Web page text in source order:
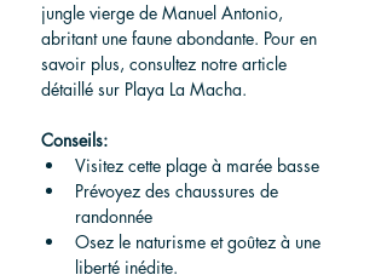
jungle vierge de Manuel Antonio,
abritant une faune abondante. Pour en
savoir plus, consultez notre article
détaillé sur Playa La Macha.
Conseils:
Visitez cette plage à marée basse
Prévoyez des chaussures de
randonnée
Osez le naturisme et goûtez à une
liberté inédite.